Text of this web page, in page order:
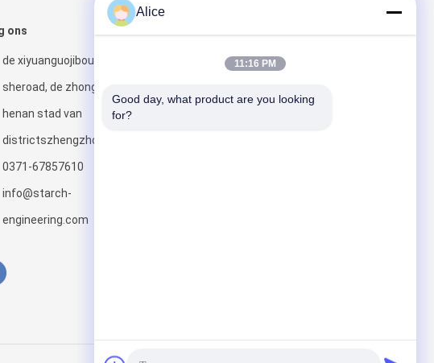
ons
de xiyuanguojibouw, jian
sheroad, de zhongyuan
henan stad van
districtszhengzhou,
0371-67857610
info@starch-
engineering.com
Alice
11:16 PM
Good day, what product are you looking
for?